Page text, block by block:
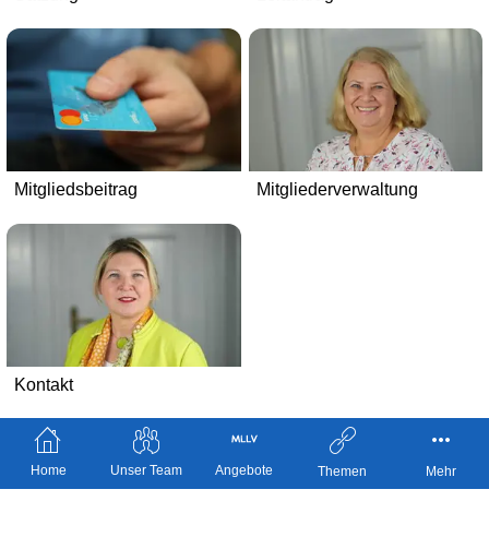
Mitgliedsbeitrag Mitgliederverwaltung
Kontakt
Home Unser Team Angebote Themen Mehr